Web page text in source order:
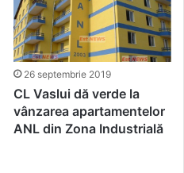
26 septembrie 2019
CL Vaslui dă verde la
vânzarea apartamentelor
ANL din Zona Industrială